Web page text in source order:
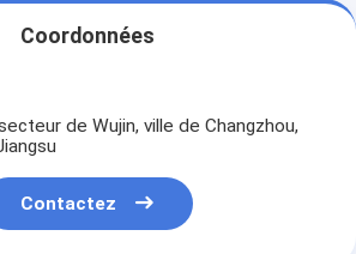
Coordonnées
de Wujin, ville de Changzhou,
Contactez